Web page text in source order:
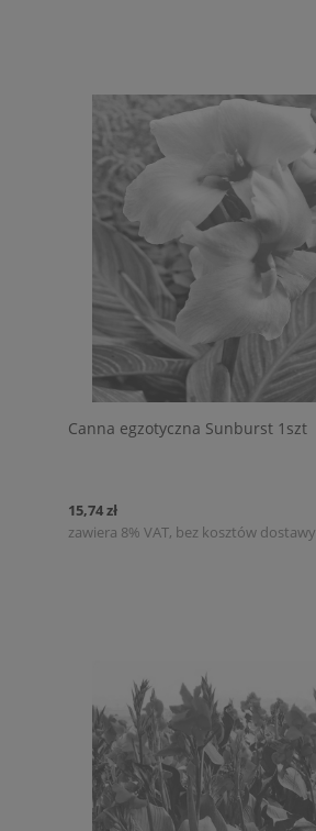
Canna egzotyczna Sunburst 1szt
15,74 zł
zawiera 8% VAT, bez kosztów dostawy